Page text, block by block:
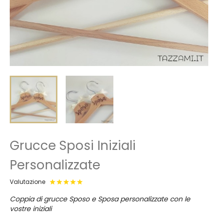
Grucce Sposi Iniziali
Personalizzate
Valutazione
Coppia di grucce Sposo e Sposa personalizzate con le
vostre iniziali